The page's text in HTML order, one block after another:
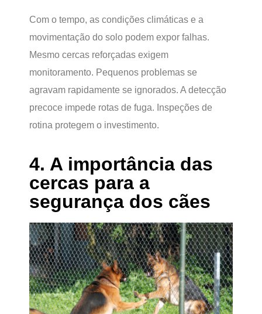
Com o tempo, as condições climáticas e a
movimentação do solo podem expor falhas.
Mesmo cercas reforçadas exigem
monitoramento. Pequenos problemas se
agravam rapidamente se ignorados. A detecção
precoce impede rotas de fuga. Inspeções de
rotina protegem o investimento.
4. A importância das
cercas para a
segurança dos cães